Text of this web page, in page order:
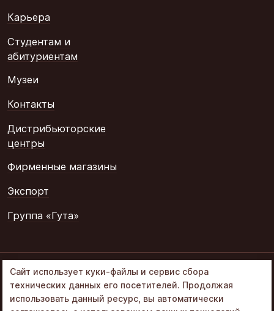
Карьера
Студентам и
абитуриентам
Музеи
Контакты
Дистрибьюторские
центры
Фирменные магазины
Экспорт
Группа «Гута»
© 2002–2026
«Объединенные
кондитеры» в составе
Сайт использует куки-файлы и сервис сбора
технических данных его посетителей. Продолжая
использовать данный ресурс, вы автоматически